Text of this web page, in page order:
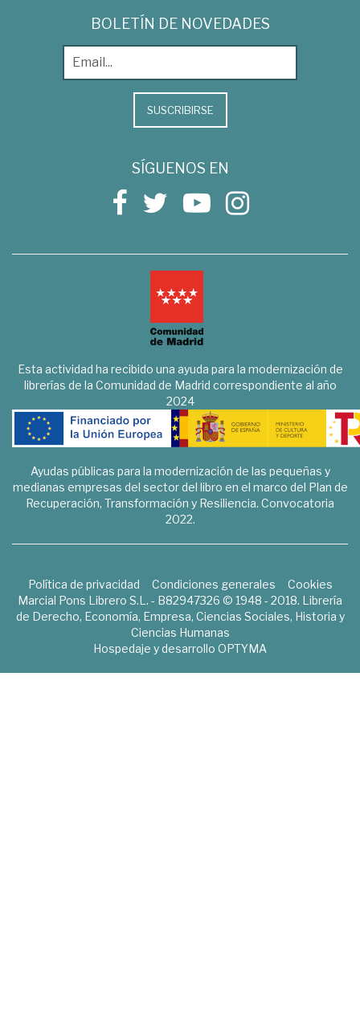
BOLETÍN DE NOVEDADES
SUSCRIBIRSE
SÍGUENOS EN
Esta actividad ha recibido una ayuda para la modernización de
librerías de la Comunidad de Madrid correspondiente al año
2024
Ayudas públicas para la modernización de las pequeñas y
medianas empresas del sector del libro en el marco del Plan de
Recuperación, Transformación y Resiliencia. Convocatoria
2022.
Política de privacidad Condiciones generales
Cookies
Marcial Pons Librero S.L. - B82947326 © 1948 - 2018. Librería
de Derecho, Economía, Empresa, Ciencias Sociales, Historia y
Ciencias Humanas
Hospedaje y desarrollo OPTYMA